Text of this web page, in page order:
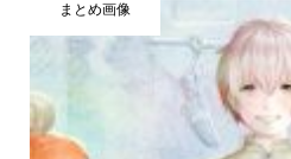
まとめ画像